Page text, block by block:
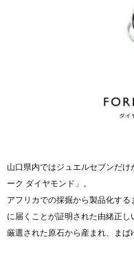
山口県内ではジュエルセブンだ
ーク ダイヤモンド」。
アフリカでの採掘から製品化す
に届くことが証明された由緒正し
厳選された原石から産まれ、まば